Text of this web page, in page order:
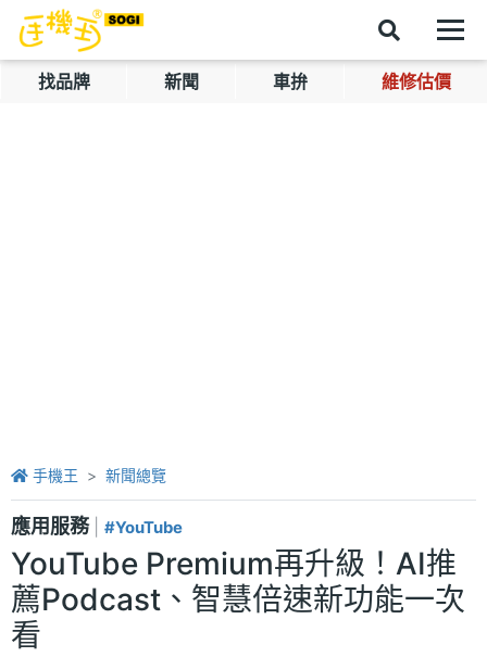
找品牌 新聞 車拚 維修估價
手機王 新聞總覽
應用服務 #YouTube
YouTube Premium再升級！AI推
薦Podcast、智慧倍速新功能一次
看